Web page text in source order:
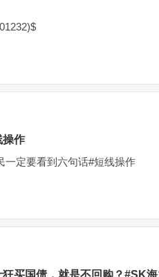
操作
一定要看到六句话#短线操作
买国债，就是不回购？#SK